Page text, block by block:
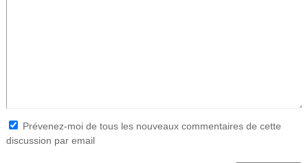
Prévenez-moi de tous les nouveaux commentaires de cette
discussion par email